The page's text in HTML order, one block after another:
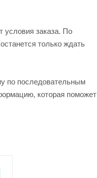
условия заказа. По
только ждать
по последовательным
которая поможет